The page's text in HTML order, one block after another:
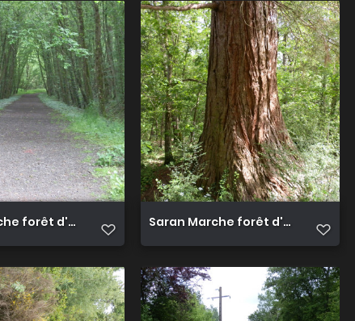
forêt d'Orléans 11 Saran Marche forêt d'Orléans 12